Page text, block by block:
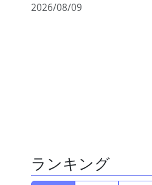
2026/08/09
ランキング